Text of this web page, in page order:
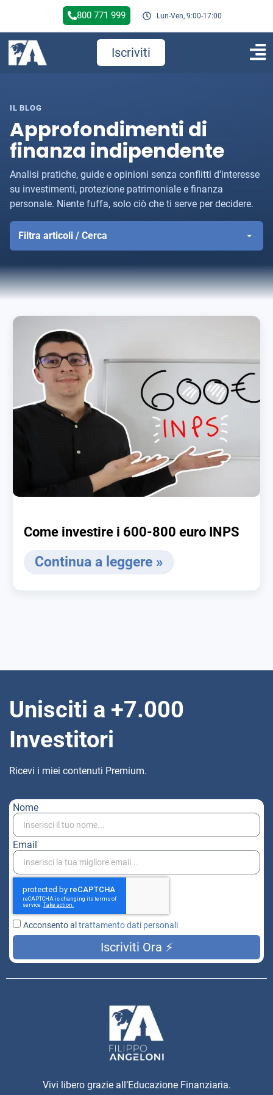
800 771 999 Lun-Ven, 9:00-17:00
Iscriviti
IL BLOG
Approfondimenti di
finanza indipendente
Analisi pratiche, guide e opinioni senza conflitti d’interesse
su investimenti, protezione patrimoniale e finanza
personale. Niente fuffa, solo ciò che ti serve per decidere.
Filtra articoli / Cerca
Come investire i 600-800 euro INPS
Continua a leggere »
Unisciti a +7.000
Investitori
Ricevi i miei contenuti Premium.
Nome
Email
Acconsento al trattamento dati personali
Iscriviti Ora ⚡
Vivi libero grazie all’Educazione Finanziaria.